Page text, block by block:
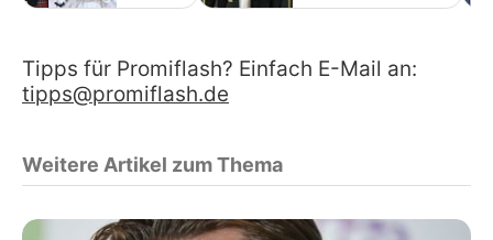
Tipps für Promiflash? Einfach E-Mail an:
tipps@promiflash.de
Weitere Artikel zum Thema